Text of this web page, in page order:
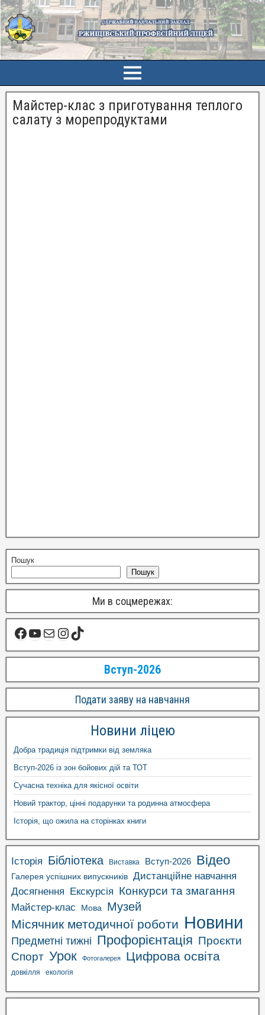
Майстер-клас з приготування теплого
салату з морепродуктами
Пошук
Пошук
Ми в соцмережах:
Вступ-2026
Подати заяву на навчання
Новини ліцею
Добра традиція підтримки від земляка
Вступ-2026 із зон бойових дій та ТОТ
Сучасна техніка для якісної освіти
Новий трактор, цінні подарунки та родинна атмосфера
Історія, що ожила на сторінках книги
Історія Бібліотека Виставка Вступ-2026 Відео
Галерея успішних випускників Дистанційне навчання
Досягнення Екскурсія Конкурси та змагання
Майстер-клас Мова Музей
Місячник методичної роботи Новини
Предметні тижні Профорієнтація Проєкти
Спорт Урок Фотогалерея Цифрова освіта
довкілля екологія